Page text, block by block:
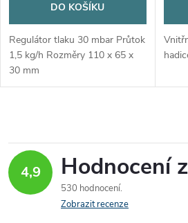
DO KOŠÍKU
Regulátor tlaku 30 mbar Průtok
1,5 kg/h Rozměry 110 x 65 x
30 mm
v
l 4,9 Hodnocení
530 hodnocení
Zobrazit recenze